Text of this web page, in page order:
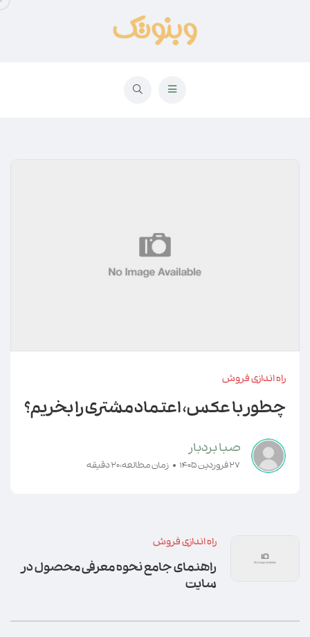
راه اندازی فروش
چطور با عکس، اعتماد مشتری را بخریم؟
صبا بردبار
27 فروردین 1405 زمان مطالعه:20 دقیقه
راه اندازی فروش
راهنمای جامع نحوه معرفی محصول در
سایت